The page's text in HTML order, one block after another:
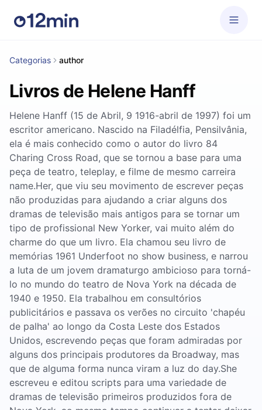
Categorias author
Livros de Helene Hanff
Helene Hanff (15 de Abril, 9 1916-abril de 1997) foi um
escritor americano. Nascido na Filadélfia, Pensilvânia,
ela é mais conhecido como o autor do livro 84
Charing Cross Road, que se tornou a base para uma
peça de teatro, teleplay, e filme de mesmo carreira
name.Her, que viu seu movimento de escrever peças
não produzidas para ajudando a criar alguns dos
dramas de televisão mais antigos para se tornar um
tipo de profissional New Yorker, vai muito além do
charme do que um livro. Ela chamou seu livro de
memórias 1961 Underfoot no show business, e narrou
a luta de um jovem dramaturgo ambicioso para torná-
lo no mundo do teatro de Nova York na década de
1940 e 1950. Ela trabalhou em consultórios
publicitários e passava os verões no circuito 'chapéu
de palha' ao longo da Costa Leste dos Estados
Unidos, escrevendo peças que foram admiradas por
alguns dos principais produtores da Broadway, mas
que de alguma forma nunca viram a luz do day.She
escreveu e editou scripts para uma variedade de
dramas de televisão primeiros produzidos fora de